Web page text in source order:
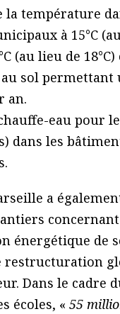
la température
à 15°C
(au lieu de 18°C)
sol permettant
an.
eau pour
dans les
a
énergétique de
restructuration
Dans le cadre
écoles, « 55